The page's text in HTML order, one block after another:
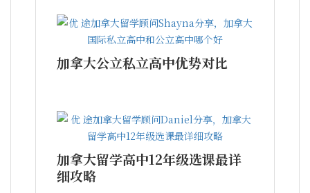
加拿大公立私立高中优势对比
加拿大留学高中12年级选课最详
细攻略